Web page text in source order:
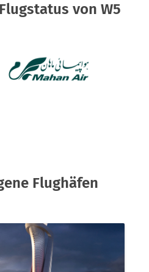
von W5
Flughäfen